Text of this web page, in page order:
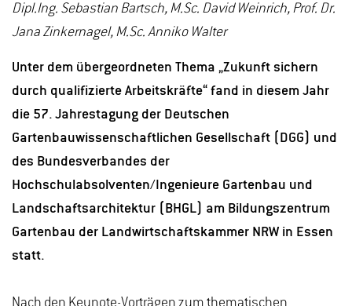
Dipl.Ing. Sebastian Bartsch, M.Sc. David Weinrich, Prof. Dr.
Jana Zinkernagel, M.Sc. Anniko Walter
Unter dem übergeordneten Thema „Zukunft sichern
durch qualifizierte Arbeitskräfte“ fand in diesem Jahr
die 57. Jahrestagung der Deutschen
Gartenbauwissenschaftlichen Gesellschaft (DGG) und
des Bundesverbandes der
Hochschulabsolventen/Ingenieure Gartenbau und
Landschaftsarchitektur (BHGL) am Bildungszentrum
Gartenbau der Landwirtschaftskammer NRW in Essen
statt.